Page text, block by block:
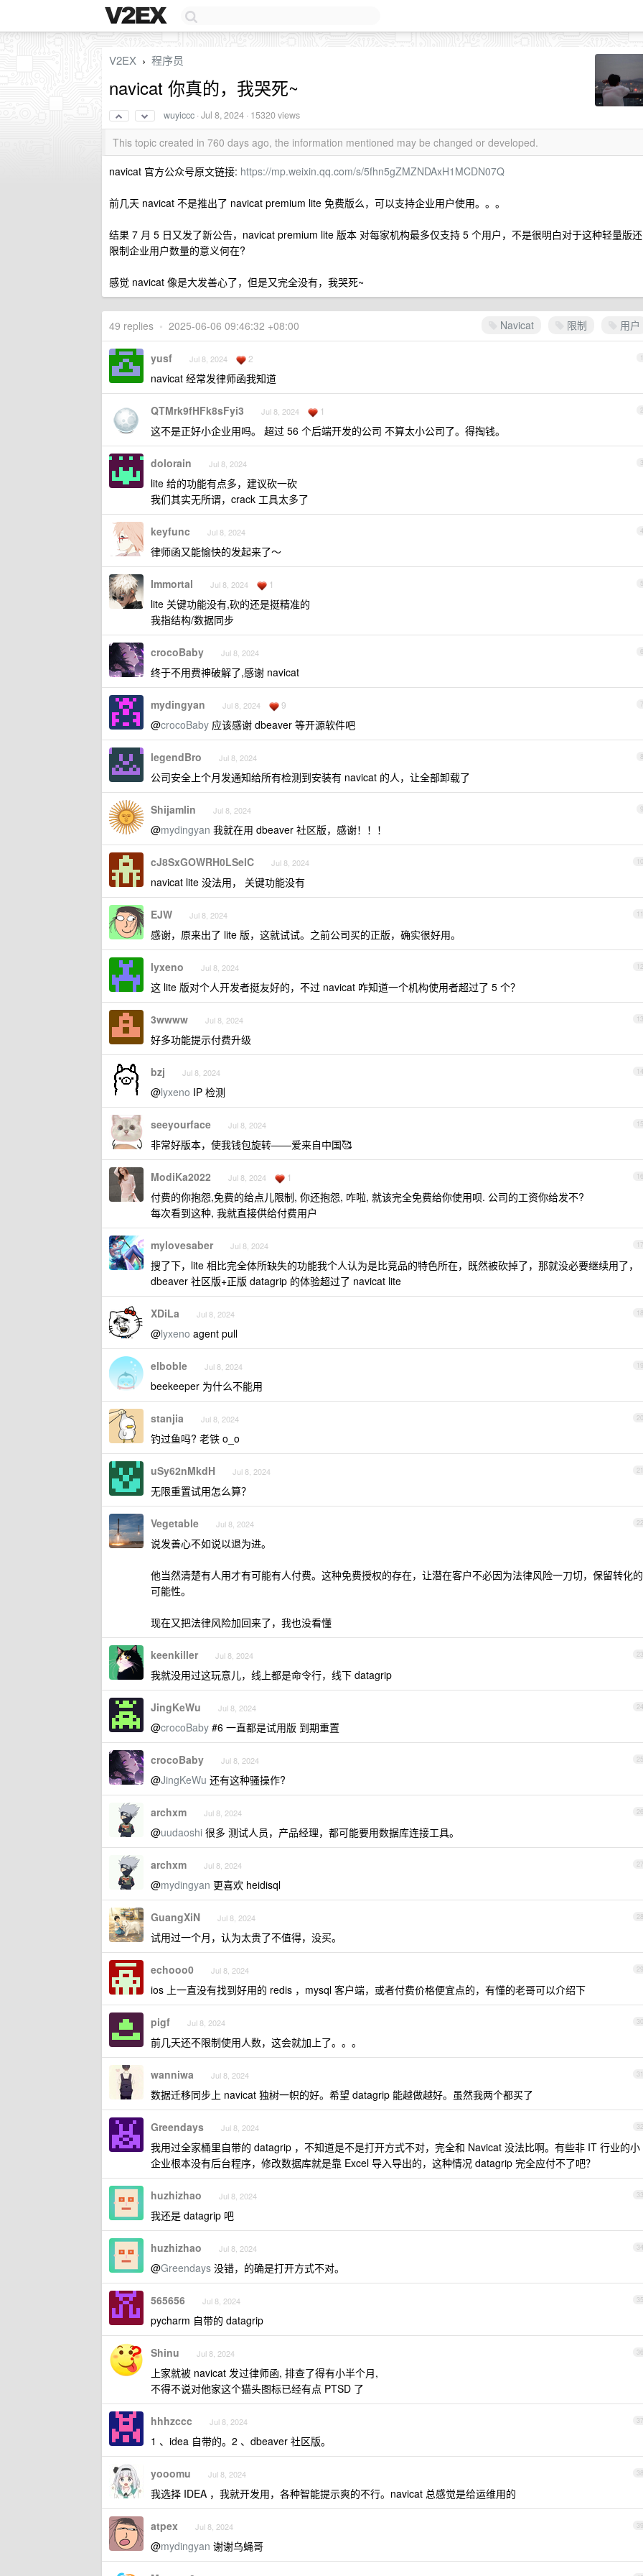
V2EX › 程序员
navicat 你真的，我哭死~
wuyiccc ·Jul 8, 2024 · 15320 views
This topic created in 760 days ago, the information mentioned may be changed or developed.
navicat 官方公众号原文链接: https://mp.weixin.qq.com/s/5fhn5gZMZNDAxH1MCDN07Q
前几天 navicat 不是推出了 navicat premium lite 免费版么，可以支持企业用户使用。。。
结果 7 月 5 日又发了新公告，navicat premium lite 版本 对每家机构最多仅支持 5 个用户，不是很明白对于这种轻量版还
限制企业用户数量的意义何在?
感觉 navicat 像是大发善心了，但是又完全没有，我哭死~
Navicat 限制 用户
49 replies • 2025-06-06 09:46:32 +08:00
1
yusf Jul 8, 2024 2
navicat 经常发律师函我知道
2
QTMrk9fHFk8sFyi3 Jul 8, 2024 1
这不是正好小企业用吗。 超过 56 个后端开发的公司 不算太小公司了。得掏钱。
3
dolorain Jul 8, 2024
lite 给的功能有点多，建议砍一砍
我们其实无所谓，crack 工具太多了
4
keyfunc Jul 8, 2024
律师函又能愉快的发起来了～
5
Immortal Jul 8, 2024 1
lite 关键功能没有,砍的还是挺精准的
我指结构/数据同步
6
crocoBaby Jul 8, 2024
终于不用费神破解了,感谢 navicat
7
mydingyan Jul 8, 2024 9
@crocoBaby 应该感谢 dbeaver 等开源软件吧
8
legendBro Jul 8, 2024
公司安全上个月发通知给所有检测到安装有 navicat 的人，让全部卸载了
9
Shijamlin Jul 8, 2024
@mydingyan 我就在用 dbeaver 社区版，感谢！！！
10
cJ8SxGOWRH0LSelC Jul 8, 2024
navicat lite 没法用， 关键功能没有
11
EJW Jul 8, 2024
感谢，原来出了 lite 版，这就试试。之前公司买的正版，确实很好用。
12
lyxeno Jul 8, 2024
这 lite 版对个人开发者挺友好的，不过 navicat 咋知道一个机构使用者超过了 5 个？
13
3wwww Jul 8, 2024
好多功能提示付费升级
14
bzj Jul 8, 2024
@lyxeno IP 检测
15
seeyourface Jul 8, 2024
非常好版本，使我钱包旋转——爱来自中国🥰
16
ModiKa2022 Jul 8, 2024 1
付费的你抱怨,免费的给点儿限制, 你还抱怨, 咋啦, 就该完全免费给你使用呗. 公司的工资你给发不?
每次看到这种, 我就直接供给付费用户
17
mylovesaber Jul 8, 2024
搜了下，lite 相比完全体所缺失的功能我个人认为是比竞品的特色所在，既然被砍掉了，那就没必要继续用了，
dbeaver 社区版+正版 datagrip 的体验超过了 navicat lite
18
XDiLa Jul 8, 2024
@lyxeno agent pull
19
elboble Jul 8, 2024
beekeeper 为什么不能用
20
stanjia Jul 8, 2024
钓过鱼吗? 老铁 o_o
21
uSy62nMkdH Jul 8, 2024
无限重置试用怎么算？
22
Vegetable Jul 8, 2024
说发善心不如说以退为进。
他当然清楚有人用才有可能有人付费。这种免费授权的存在，让潜在客户不必因为法律风险一刀切，保留转化的
可能性。
现在又把法律风险加回来了，我也没看懂
23
keenkiller Jul 8, 2024
我就没用过这玩意儿，线上都是命令行，线下 datagrip
24
JingKeWu Jul 8, 2024
@crocoBaby #6 一直都是试用版 到期重置
25
crocoBaby Jul 8, 2024
@JingKeWu 还有这种骚操作?
26
archxm Jul 8, 2024
@uudaoshi 很多 测试人员，产品经理，都可能要用数据库连接工具。
27
archxm Jul 8, 2024
@mydingyan 更喜欢 heidisql
28
GuangXiN Jul 8, 2024
试用过一个月，认为太贵了不值得，没买。
29
echooo0 Jul 8, 2024
ios 上一直没有找到好用的 redis ，mysql 客户端，或者付费价格便宜点的，有懂的老哥可以介绍下
30
pigf Jul 8, 2024
前几天还不限制使用人数，这会就加上了。。。
31
wanniwa Jul 8, 2024
数据迁移同步上 navicat 独树一帜的好。希望 datagrip 能越做越好。虽然我两个都买了
32
Greendays Jul 8, 2024
我用过全家桶里自带的 datagrip ，不知道是不是打开方式不对，完全和 Navicat 没法比啊。有些非 IT 行业的小
企业根本没有后台程序，修改数据库就是靠 Excel 导入导出的，这种情况 datagrip 完全应付不了吧？
33
huzhizhao Jul 8, 2024
我还是 datagrip 吧
34
huzhizhao Jul 8, 2024
@Greendays 没错，的确是打开方式不对。
35
565656 Jul 8, 2024
pycharm 自带的 datagrip
36
Shinu Jul 8, 2024
上家就被 navicat 发过律师函, 排查了得有小半个月,
不得不说对他家这个猫头图标已经有点 PTSD 了
37
hhhzccc Jul 8, 2024
1 、idea 自带的。2 、dbeaver 社区版。
38
yooomu Jul 8, 2024
我选择 IDEA ，我就开发用，各种智能提示爽的不行。navicat 总感觉是给运维用的
39
atpex Jul 8, 2024
@mydingyan 谢谢乌蝇哥